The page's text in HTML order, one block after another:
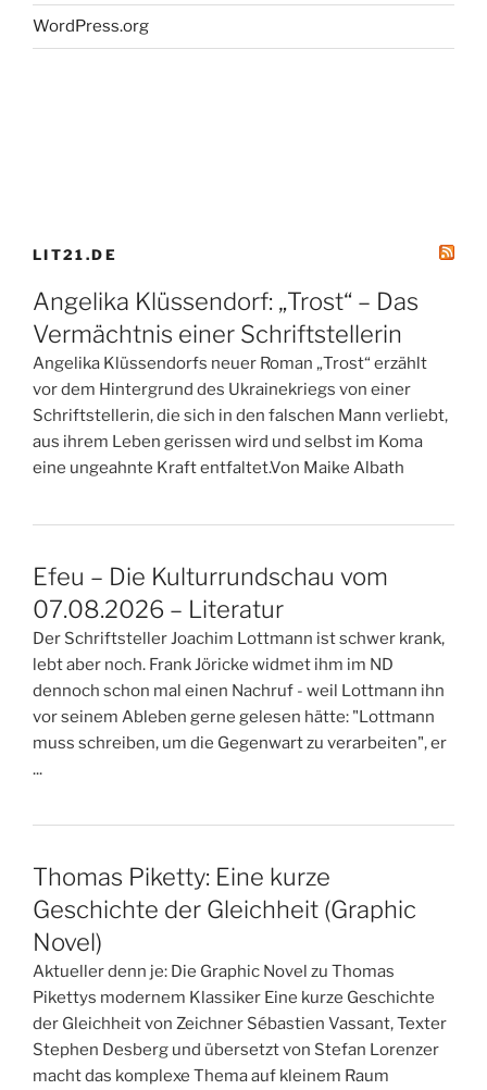
WordPress.org
LIT21.DE
Angelika Klüssendorf: „Trost“ – Das
Vermächtnis einer Schriftstellerin
Angelika Klüssendorfs neuer Roman „Trost“ erzählt
vor dem Hintergrund des Ukrainekriegs von einer
Schriftstellerin, die sich in den falschen Mann verliebt,
aus ihrem Leben gerissen wird und selbst im Koma
eine ungeahnte Kraft entfaltet.Von Maike Albath
Efeu – Die Kulturrundschau vom
07.08.2026 – Literatur
Der Schriftsteller Joachim Lottmann ist schwer krank,
lebt aber noch. Frank Jöricke widmet ihm im ND
dennoch schon mal einen Nachruf - weil Lottmann ihn
vor seinem Ableben gerne gelesen hätte: "Lottmann
muss schreiben, um die Gegenwart zu verarbeiten", er
...
Thomas Piketty: Eine kurze
Geschichte der Gleichheit (Graphic
Novel)
Aktueller denn je: Die Graphic Novel zu Thomas
Pikettys modernem Klassiker Eine kurze Geschichte
der Gleichheit von Zeichner Sébastien Vassant, Texter
Stephen Desberg und übersetzt von Stefan Lorenzer
macht das komplexe Thema auf kleinem Raum